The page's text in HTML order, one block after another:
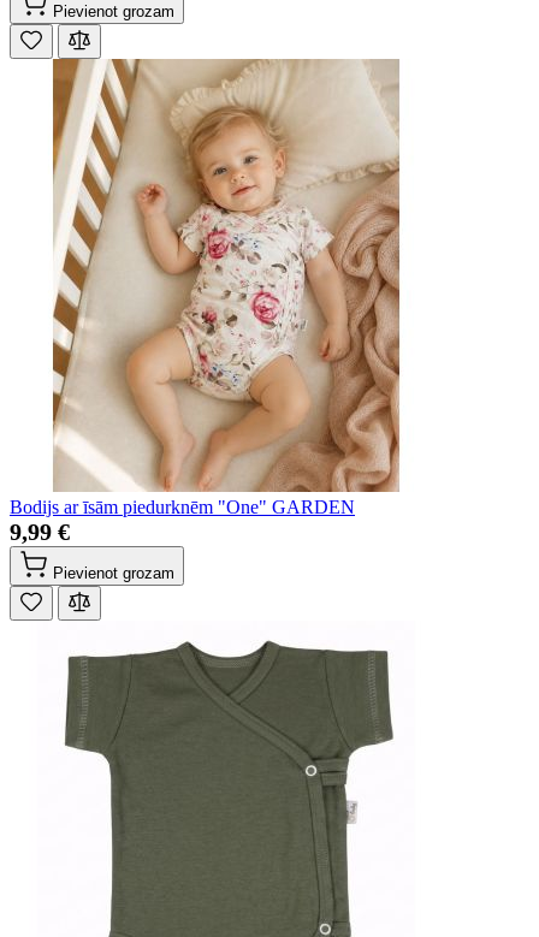
Pievienot grozam
Bodijs ar īsām piedurknēm "One" GARDEN
9,99 €
Pievienot grozam